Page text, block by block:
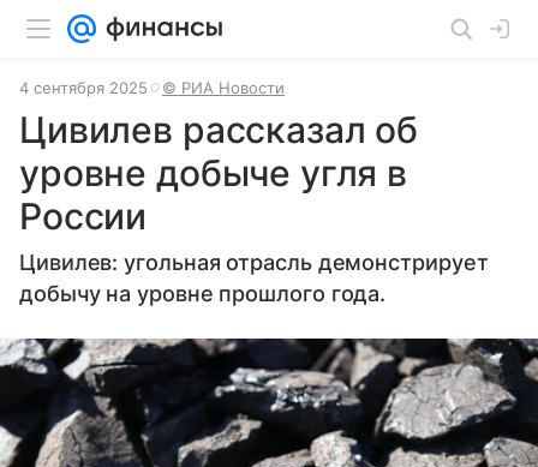
4 сентября 2025 © РИА Новости
Цивилев рассказал об
уровне добыче угля в
России
Цивилев: угольная отрасль демонстрирует
добычу на уровне прошлого года.